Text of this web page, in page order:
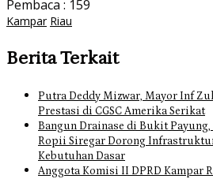
Pembaca : 159
Kampar Riau
Berita Terkait
Putra Deddy Mizwar, Mayor Inf
Prestasi di CGSC Amerika Serikat
Bangun Drainase di Bukit Payung,
Ropii Siregar Dorong
Kebutuhan Dasar
Anggota Komisi II DPRD Kampar